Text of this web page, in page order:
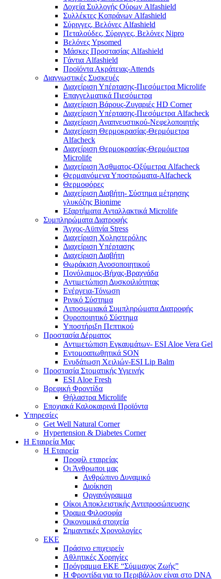
Δοχεία Συλλογής Ούρων Alfashield
Συλλέκτες Κοπράνων Alfashield
Σύριγγες, Βελόνες Alfashield
Πεταλούδες, Σύριγγες, Βελόνες Nipro
Βελόνες Ypsomed
Μάσκες Προστασίας Alfashield
Γάντια Alfashield
Προϊόντα Ακράτειας-Attends
Διαγνωστικές Συσκευές
Διαχείριση Υπέρτασης-Πιεσόμετρα Microlife
Επαγγελματικά Πιεσόμετρα
Διαχείριση Βάρους-Ζυγαριές HD Corner
Διαχείριση Υπέρτασης-Πιεσόμετρα Alfacheck
Διαχείριση Αναπνευστικού-Νεφελοποιητής
Διαχείριση Θερμοκρασίας-Θερμόμετρα
Alfacheck
Διαχείριση Θερμοκρασίας-Θερμόμετρα
Microlife
Διαχείριση Άσθματος-Οξύμετρα Alfacheck
Θερμαινόμενα Υποστρώματα-Alfacheck
Θερμοφόρες
Διαχείριση Διαβήτη- Σύστημα μέτρησης
γλυκόζης Bionime
Εξαρτήματα Ανταλλακτικά Microlife
Συμπληρώματα Διατροφής
Άγχος-Αϋπνία Stress
Διαχείριση Χοληστερόλης
Διαχείριση Υπέρτασης
Διαχείριση Διαβήτη
Θωράκιση Ανοσοποιητικού
Πονόλαιμος-Βήχας-Βραχνάδα
Αντιμετώπιση Δυσκοιλιότητας
Eνέργεια-Τόνωση
Ρινικό Σύστημα
Λιποσωμιακά Συμπληρώματα Διατροφής
Ουροποιητικό Σύστημα
Υποστήριξη Πεπτικού
Προστασία Δέρματος
Αντιμετώπιση Εγκαυμάτων- ESI Aloe Vera Gel
Εντομοαπωθητικά SON
Ενυδάτωση Χειλιών-ESI Lip Balm
Προστασία Στοματικής Υγιεινής
ESI Αloe Fresh
Βρεφική Φροντίδα
Θήλαστρα Microlife
Εποχιακά Καλοκαιρινά Προϊόντα
Υπηρεσίες
Get Well Natural Corner
Hypertension & Diabetes Corner
Η Εταιρεία Μας
Η Εταιρεία
Προφίλ εταιρείας
Οι Άνθρωποι μας
Ανθρώπινο Δυναμικό
Διοίκηση
Οργανόγραμμα
Οίκοι Αποκλειστικής Αντιπροσώπευσης
Όραμα Φιλοσοφία
Οικονομικά στοιχεία
Σημαντικές Χρονολογίες
ΕΚΕ
Πράσινο επιχειρείν
Αθλητικές Χορηγίες
Πρόγραμμα ΕΚΕ “Σύμμαχος Ζωής”
Η Φροντίδα για το Περιβάλλον είναι στο DNA